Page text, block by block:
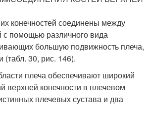
конечностей соединены между
с помощью различного вида
большую подвижность плеча,
(табл. 30, рис. 146).
плеча обеспечивают широкий
верхней конечности в плечевом
плечевых сустава и два